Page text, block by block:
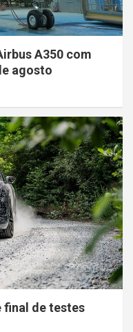
A350 com
agosto
final de testes